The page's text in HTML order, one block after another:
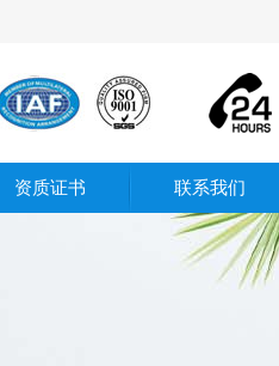
资质证书 联系我们